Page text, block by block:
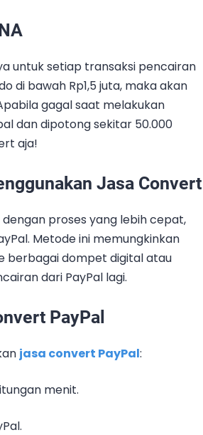
untuk setiap transaksi pencairan
di bawah Rp1,5 juta, maka akan
gagal saat melakukan
dan dipotong sekitar 50.000
aja!
Jasa Convert
dengan proses yang lebih cepat,
Metode ini memungkinkan
berbagai dompet digital atau
dari PayPal lagi.
PayPal
jasa convert PayPal:
menit.